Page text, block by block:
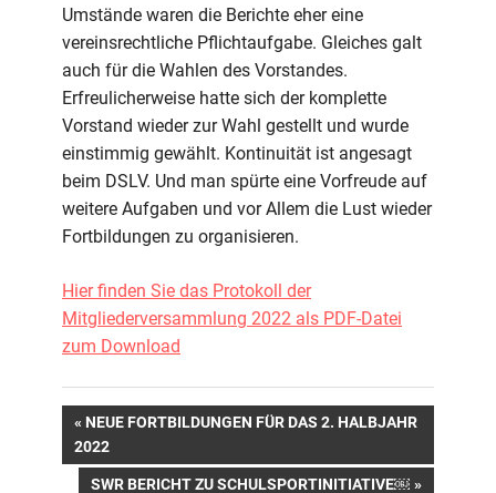
Umstände waren die Berichte eher eine
vereinsrechtliche Pflichtaufgabe. Gleiches galt
auch für die Wahlen des Vorstandes.
Erfreulicherweise hatte sich der komplette
Vorstand wieder zur Wahl gestellt und wurde
einstimmig gewählt. Kontinuität ist angesagt
beim DSLV. Und man spürte eine Vorfreude auf
weitere Aufgaben und vor Allem die Lust wieder
Fortbildungen zu organisieren.
Hier finden Sie das Protokoll der
Mitgliederversammlung 2022 als PDF-Datei
zum Download
Beitragsnavigation
VORHERIGER
BEITRAG:
NEUE FORTBILDUNGEN FÜR DAS 2. HALBJAHR
2022
NÄCHSTER
SWR BERICHT ZU SCHULSPORTINITIATIVE￼